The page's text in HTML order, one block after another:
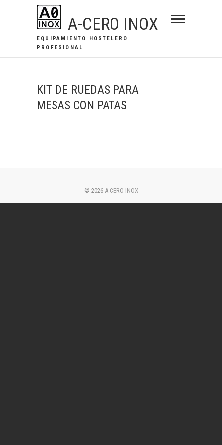
A-CERO INOX
EQUIPAMIENTO HOSTELERO
PROFESIONAL
KIT DE RUEDAS PARA
MESAS CON PATAS
© 2026 A-CERO INOX